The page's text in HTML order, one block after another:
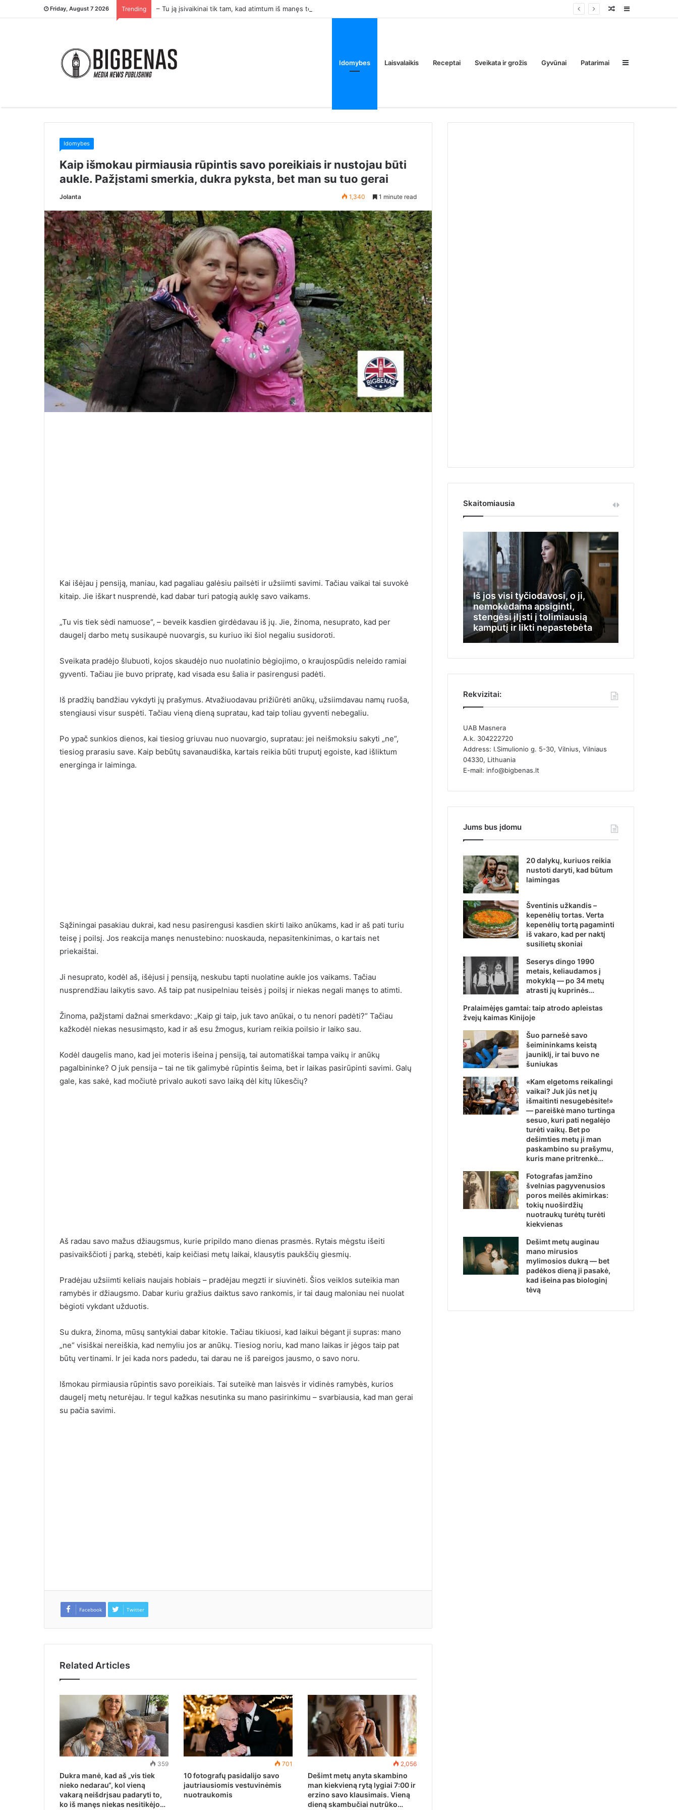
Friday, August 7 2026 Trending – Tu ją įsivaikinai tik tam, kad atimtum iš manęs tėvų butą. Ar tai normalu? Sidebar
Random
Idomybes Laisvalaikis Receptai Sveikata ir grožis Gyvūnai Patarimai Sidebar
Idomybes
Kaip išmokau pirmiausia rūpintis savo poreikiais ir nustojau būti
aukle. Pažįstami smerkia, dukra pyksta, bet man su tuo gerai
Jolanta 1,340 1 minute read
Kai išėjau į pensiją, maniau, kad pagaliau galėsiu pailsėti ir užsiimti savimi. Tačiau vaikai tai suvokė
kitaip. Jie iškart nusprendė, kad dabar turi patogią auklę savo vaikams.
„Tu vis tiek sėdi namuose“, – beveik kasdien girdėdavau iš jų. Jie, žinoma, nesuprato, kad per
daugelį darbo metų susikaupė nuovargis, su kuriuo iki šiol negaliu susidoroti.
Sveikata pradėjo šlubuoti, kojos skaudėjo nuo nuolatinio bėgiojimo, o kraujospūdis neleido ramiai
gyventi. Tačiau jie buvo pripratę, kad visada esu šalia ir pasirengusi padėti.
Iš pradžių bandžiau vykdyti jų prašymus. Atvažiuodavau prižiūrėti anūkų, užsiimdavau namų ruoša,
stengiausi visur suspėti. Tačiau vieną dieną supratau, kad taip toliau gyventi nebegaliu.
Po ypač sunkios dienos, kai tiesiog griuvau nuo nuovargio, supratau: jei neišmoksiu sakyti „ne“,
tiesiog prarasiu save. Kaip bebūtų savanaudiška, kartais reikia būti truputį egoiste, kad išliktum
energinga ir laiminga.
Sąžiningai pasakiau dukrai, kad nesu pasirengusi kasdien skirti laiko anūkams, kad ir aš pati turiu
teisę į poilsį. Jos reakcija manęs nenustebino: nuoskauda, ​​nepasitenkinimas, o kartais net
priekaištai.
Ji nesuprato, kodėl aš, išėjusi į pensiją, neskubu tapti nuolatine aukle jos vaikams. Tačiau
nusprendžiau laikytis savo. Aš taip pat nusipelniau teisės į poilsį ir niekas negali manęs to atimti.
Žinoma, pažįstami dažnai smerkdavo: „Kaip gi taip, juk tavo anūkai, o tu nenori padėti?“ Tačiau
kažkodėl niekas nesusimąsto, kad ir aš esu žmogus, kuriam reikia poilsio ir laiko sau.
Kodėl daugelis mano, kad jei moteris išeina į pensiją, tai automatiškai tampa vaikų ir anūkų
pagalbininke? O juk pensija – tai ne tik galimybė rūpintis šeima, bet ir laikas pasirūpinti savimi. Galų
gale, kas sakė, kad močiutė privalo aukoti savo laiką dėl kitų lūkesčių?
Aš radau savo mažus džiaugsmus, kurie pripildo mano dienas prasmės. Rytais mėgstu išeiti
pasivaikščioti į parką, stebėti, kaip keičiasi metų laikai, klausytis paukščių giesmių.
Pradėjau užsiimti keliais naujais hobiais – pradėjau megzti ir siuvinėti. Šios veiklos suteikia man
ramybės ir džiaugsmo. Dabar kuriu gražius daiktus savo rankomis, ir tai daug maloniau nei nuolat
bėgioti vykdant užduotis.
Su dukra, žinoma, mūsų santykiai dabar kitokie. Tačiau tikiuosi, kad laikui bėgant ji supras: mano
„ne“ visiškai nereiškia, kad nemyliu jos ar anūkų. Tiesiog noriu, kad mano laikas ir jėgos taip pat
būtų vertinami. Ir jei kada nors padedu, tai darau ne iš pareigos jausmo, o savo noru.
Išmokau pirmiausia rūpintis savo poreikiais. Tai suteikė man laisvės ir vidinės ramybės, kurios
daugelį metų neturėjau. Ir tegul kažkas nesutinka su mano pasirinkimu – svarbiausia, kad man gerai
su pačia savimi.
Facebook Twitter
Related Articles
359
Dukra manė, kad aš „vis tiek
nieko nedarau“, kol vieną
vakarą neišdrįsau padaryti to,
ko iš manęs niekas nesitikėjo…
701
10 fotografų pasidalijo savo
jautriausiomis vestuvinėmis
nuotraukomis
2,056
Dešimt metų anyta skambino
man kiekvieną rytą lygiai 7:00 ir
erzino savo klausimais. Vieną
dieną skambučiai nutrūko…
Skaitomiausia
moterimi, o kai pagaliau
susitikome, labai nustebau
10 įrodymų, kad Žemės
greitai nebebus
arbatinukas. Jis skanesnis už
Napoleoną, Medutį ir Prahą
Iš jos visi tyčiodavosi, o ji,
nemokėdama apsiginti,
stengėsi įlįsti į tolimiausią
kamputį ir likti nepastebėta
Rekvizitai:
UAB Masnera
A.k. 304222720
Address: I.Simulionio g. 5-30, Vilnius, Vilniaus
04330, Lithuania
E-mail: info@bigbenas.lt
Jums bus įdomu
20 dalykų, kuriuos reikia
nustoti daryti, kad būtum
laimingas
Šventinis užkandis –
kepenėlių tortas. Verta
kepenėlių tortą pagaminti
iš vakaro, kad per naktį
susilietų skoniai
Seserys dingo 1990
metais, keliaudamos į
mokyklą — po 34 metų
atrasti jų kuprinės…
Pralaimėjęs gamtai: taip atrodo apleistas
žvejų kaimas Kinijoje
Šuo parnešė savo
šeimininkams keistą
jauniklį, ir tai buvo ne
šuniukas
«Kam elgetoms reikalingi
vaikai? Juk jūs net jų
išmaitinti nesugebėsite!»
— pareiškė mano turtinga
sesuo, kuri pati negalėjo
turėti vaikų. Bet po
dešimties metų ji man
paskambino su prašymu,
kuris mane pritrenkė…
Fotografas įamžino
švelnias pagyvenusios
poros meilės akimirkas:
tokių nuoširdžių
nuotraukų turėtų turėti
kiekvienas
Dešimt metų auginau
mano mirusios
mylimosios dukrą — bet
padėkos dieną ji pasakė,
kad išeina pas biologinį
tėvą